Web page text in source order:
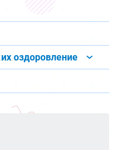
оздоровление